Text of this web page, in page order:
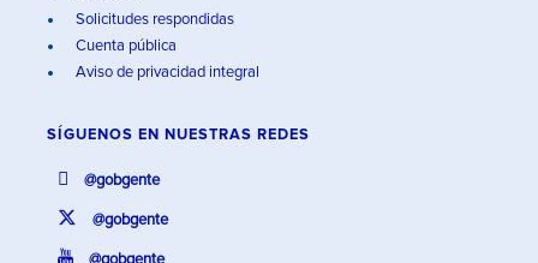
Solicitudes respondidas
Cuenta pública
Aviso de privacidad integral
SÍGUENOS EN NUESTRAS REDES
@gobgente
@gobgente
@gobgente